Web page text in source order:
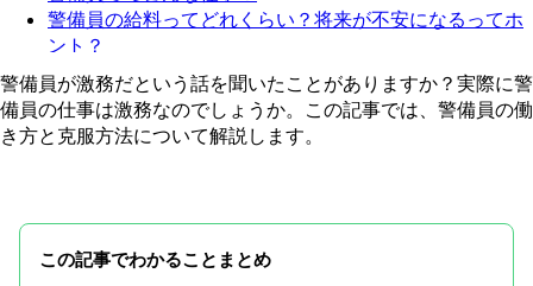
警備員の給料ってどれくらい？将来が不安になるってホ
ント？
働く場所を工夫することで負担を軽減できる！
警備員を辞めたい…そう思った時の選択肢
警備員以外にも選択肢は豊富！自分に合った働き方が目
指せる
今後の仕事選びのコツ
どんな仕事をすればいいか迷っている場合は
警備員が激務だという話を聞いたことがありますか？実際に警
備員の仕事は激務なのでしょうか。この記事では、警備員の働
き方と克服方法について解説します。
この記事でわかることまとめ